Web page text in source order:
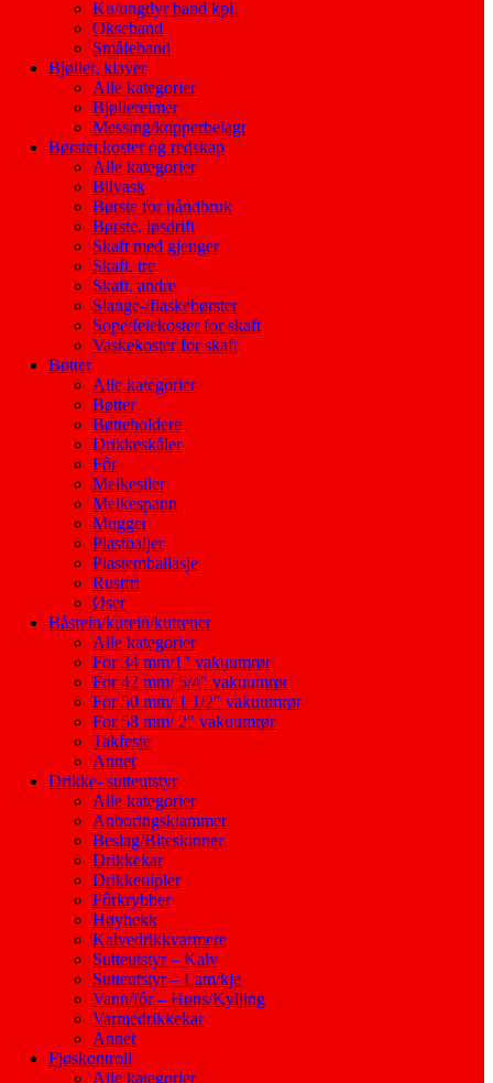
Ku/ungdyr band kpl.
Okseband
Småfeband
Bjøller, klaver
Alle kategorier
Bjøllereimer
Messing/kopperbelagt
Børster,koster og redskap
Alle kategorier
Bilvask
Børste for håndbruk
Børste, løsdrift
Skaft med gjenger
Skaft, tre
Skaft, andre
Slange-/flaskebørster
Sope/feiekoster for skaft
Vaskekoster for skaft
Bøtter
Alle kategorier
Bøtter
Bøtteholdere
Drikkeskåler
Fôr
Melkesiler
Melkespann
Mugger
Plastbaljer
Plastemballasje
Rustfri
Øser
Båsrein/kurein/kutrener
Alle kategorier
For 34 mm/1″ vakuumrør
For 42 mm/ 5/4″ vakuumrør
For 50 mm/ 1 1/2″ vakuumrør
For 58 mm/ 2″ vakuumrør
Takfeste
Annet
Drikke- sutteutstyr
Alle kategorier
Anboringsklammer
Beslag/Biteskinner
Drikkekar
Drikkenipler
Fôrkrybber
Høyhekk
Kalvedrikkvarmere
Sutteutstyr – Kalv
Sutteutstyr – Lam/kje
Vann/fôr – Høns/Kylling
Varmedrikkekar
Annet
Fjøskontroll
Alle kategorier